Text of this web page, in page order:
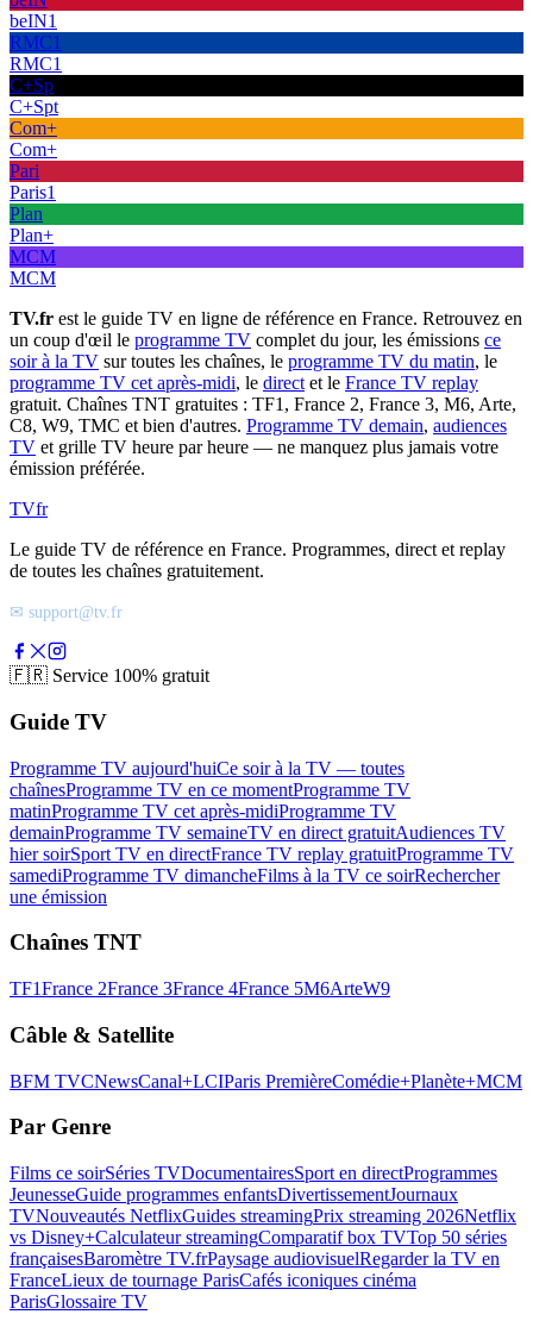
beIN1
RMC1
RMC1
C+Sp
C+Spt
Com+
Com+
Pari
Paris1
Plan
Plan+
MCM
MCM
TV.fr est le guide TV en ligne de référence en France. Retrouvez en
un coup d'œil le programme TV complet du jour, les émissions ce
soir à la TV sur toutes les chaînes, le programme TV du matin, le
programme TV cet après-midi, le direct et le France TV replay
gratuit. Chaînes TNT gratuites : TF1, France 2, France 3, M6, Arte,
C8, W9, TMC et bien d'autres. Programme TV demain, audiences
TV et grille TV heure par heure — ne manquez plus jamais votre
émission préférée.
TVfr
Le guide TV de référence en France. Programmes, direct et replay
de toutes les chaînes gratuitement.
✉ support@tv.fr
🇫🇷 Service 100% gratuit
Guide TV
Programme TV aujourd'huiCe soir à la TV — toutes
chaînesProgramme TV en ce momentProgramme TV
matinProgramme TV cet après-midiProgramme TV
demainProgramme TV semaineTV en direct gratuitAudiences TV
hier soirSport TV en directFrance TV replay gratuitProgramme TV
samediProgramme TV dimancheFilms à la TV ce soirRechercher
une émission
Chaînes TNT
TF1France 2France 3France 4France 5M6ArteW9
Câble & Satellite
BFM TVCNewsCanal+LCIParis PremièreComédie+Planète+MCM
Par Genre
Films ce soirSéries TVDocumentairesSport en directProgrammes
JeunesseGuide programmes enfantsDivertissementJournaux
TVNouveautés NetflixGuides streamingPrix streaming 2026Netflix
vs Disney+Calculateur streamingComparatif box TVTop 50 séries
françaisesBaromètre TV.frPaysage audiovisuelRegarder la TV en
FranceLieux de tournage ParisCafés iconiques cinéma
ParisGlossaire TV